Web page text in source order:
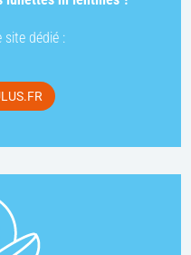
site dédié :